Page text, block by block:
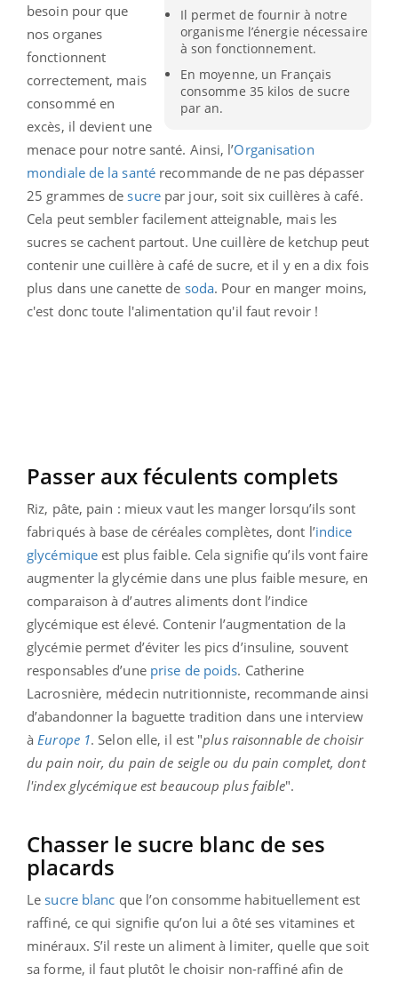
Il permet de fournir à notre
organisme l’énergie nécessaire
à son fonctionnement.
En moyenne, un Français
consomme 35 kilos de sucre
par an.
besoin pour que
nos organes
fonctionnent
correctement, mais
consommé en
excès, il devient une
menace pour notre santé. Ainsi, l’Organisation
mondiale de la santé recommande de ne pas dépasser
25 grammes desucrepar jour, soit six cuillères à café.
Cela peut sembler facilement atteignable, mais les
sucres se cachent partout. Une cuillère de ketchup peut
contenir une cuillère à café de sucre, et il y en a dix fois
plus dans une canette de soda. Pour en manger moins,
c'est donc toute l'alimentation qu'il faut revoir !
Passer aux féculents complets
Riz, pâte, pain : mieux vaut les manger lorsqu’ils sont
fabriqués à base de céréales complètes, dont l’indice
glycémique est plus faible. Cela signifie qu’ils vont faire
augmenter la glycémie dans une plus faible mesure, en
comparaison à d’autres aliments dont l’indice
glycémique est élevé. Contenir l’augmentation de la
glycémie permet d’éviter les pics d’insuline, souvent
responsables d’une prise de poids. Catherine
Lacrosnière, médecin nutritionniste, recommande ainsi
d’abandonner la baguette tradition dans une interview
àEurope 1. Selon elle, il est "plus raisonnable de choisir
du pain noir, du pain de seigle ou du pain complet, dont
l'index glycémique est beaucoup plus faible".
Chasser le sucre blanc de ses
placards
Lesucre blanc que l’on consomme habituellement est
raffiné, ce qui signifie qu’on lui a ôté ses vitamines et
minéraux. S’il reste un aliment à limiter, quelle que soit
sa forme, il faut plutôt le choisir non-raffiné afin de